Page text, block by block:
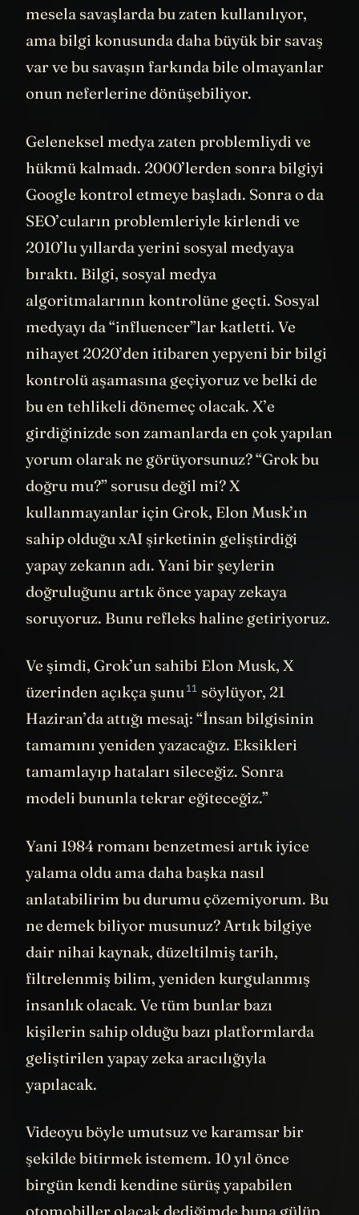
bahsediyoruz. Teknoloji dışı gündemlerde,
mesela savaşlarda bu zaten kullanılıyor,
ama bilgi konusunda daha büyük bir savaş
var ve bu savaşın farkında bile olmayanlar
Geleneksel medya zaten problemliydi ve
hükmü kalmadı. 2000’lerden sonra bilgiyi
Google kontrol etmeye başladı. Sonra o da
SEO’cuların problemleriyle kirlendi ve
2010’lu yıllarda yerini sosyal medyaya
bıraktı. Bilgi, sosyal medya
algoritmalarının kontrolüne geçti. Sosyal
medyayı da “influencer”lar katletti. Ve
nihayet 2020’den itibaren yepyeni bir bilgi
kontrolü aşamasına geçiyoruz ve belki de
bu en tehlikeli dönemeç olacak. X’e
girdiğinizde son zamanlarda en çok yapılan
yorum olarak ne görüyorsunuz? “Grok bu
doğru mu?” sorusu değil mi? X
kullanmayanlar için Grok, Elon Musk’ın
sahip olduğu xAI şirketinin geliştirdiği
yapay zekanın adı. Yani bir şeylerin
doğruluğunu artık önce yapay zekaya
Ve şimdi, Grok’un sahibi Elon Musk, X
üzerinden açıkçaşunu11söylüyor, 21
Haziran’da attığı mesaj: “İnsan bilgisinin
tamamını yeniden yazacağız. Eksikleri
tamamlayıp hataları sileceğiz. Sonra
Yani 1984 romanı benzetmesi artık iyice
yalama oldu ama daha başka nasıl
anlatabilirim bu durumu çözemiyorum. Bu
ne demek biliyor musunuz? Artık bilgiye
dair nihai kaynak, düzeltilmiş tarih,
filtrelenmiş bilim, yeniden kurgulanmış
insanlık olacak. Ve tüm bunlar bazı
kişilerin sahip olduğu bazı platformlarda
geliştirilen yapay zeka aracılığıyla
Videoyu böyle umutsuz ve karamsar bir
şekilde bitirmek istemem. 10 yıl önce
birgün kendi kendine sürüş yapabilen